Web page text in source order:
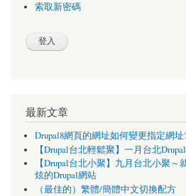
索取新密碼
最新文章
Drupal8網頁的網址如何變更指定網址
【Drupal台北輕鬆聚】一月台北
【Drupal台北小聚】九月台北小聚～
炫的Drupal網站
（最佳的）繁體/簡體中文切換配方